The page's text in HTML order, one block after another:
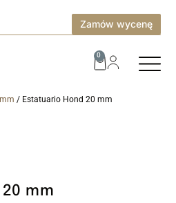
Zamów wycenę
0
/ Estatuario Hond 20 mm
mm